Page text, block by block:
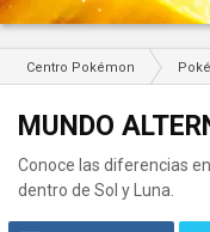
Centro Pokémon
MUNDO
Conoce las diferencias
dentro de Sol y Luna.